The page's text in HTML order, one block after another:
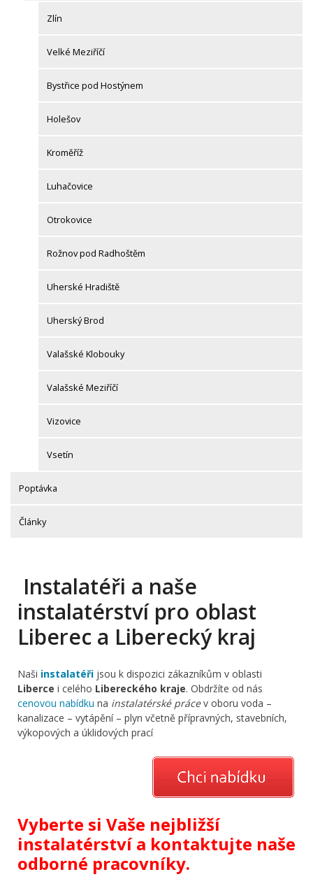
Zlín
Velké Meziříčí
Bystřice pod Hostýnem
Holešov
Kroměříž
Luhačovice
Otrokovice
Rožnov pod Radhoštěm
Uherské Hradiště
Uherský Brod
Valašské Klobouky
Valašské Meziříčí
Vizovice
Vsetín
Poptávka
Články
Instalatéři a naše
instalatérství pro oblast
Liberec a Liberecký kraj
Naši instalatéři jsou k dispozici zákazníkům v oblasti
Liberce i celého Libereckého kraje. Obdržíte od nás
cenovou nabídku na instalatérské prácev oboru voda –
kanalizace – vytápění – plyn včetně přípravných, stavebních,
výkopových a úklidových prací
Vyberte si Vaše nejbližší
instalatérství a kontaktujte naše
odborné pracovníky.